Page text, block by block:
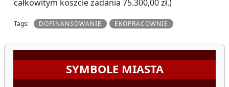
całkowitym koszcie zadania 75.300,00 zł.)
Tags: DOFINANSOWANIE EKOPRACOWNIE
SYMBOLE MIASTA